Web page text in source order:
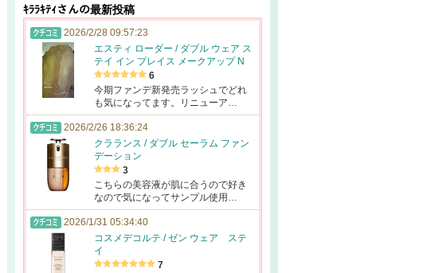
ｷﾗﾗｷﾃｨさんの最新投稿
2026/2/28 09:57:23
エスティ ローダー / ダブル ウェア ス
テイ イン プレイス メークアップ N
6
今期ファンデ新発売ラッシュでどれ
も気になってます。リニューア…
2026/2/26 18:36:24
クラランス / ダブル セーラム ファン
デーション
3
こちらの美容液が肌に合うので好き
なので気になってサンプル使用…
2026/1/31 05:34:40
コスメデコルテ / ゼン ウェア ステ
イ
7